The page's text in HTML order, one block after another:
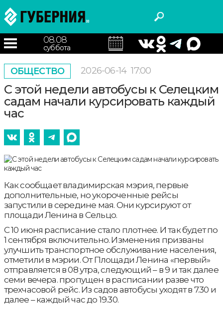
08.08
суббота
ОБЩЕСТВО 2026-06-14 17:00
С этой недели автобусы к Селецким
садам начали курсировать каждый
час
Как сообщает владимирская мэрия, первые
дополнительные, но укороченные рейсы
запустили в середине мая. Они курсируют от
площади Ленина в Сельцо.
С 10 июня расписание стало плотнее. И так будет по
1 сентября включительно. Изменения призваны
улучшить транспортное обслуживание населения,
отметили в мэрии. От Площади Ленина «первый»
отправляется в 08 утра, следующий – в 9 и так далее
семи вечера. пропущен в расписании разве что
трехчасовой рейс. Из садов автобусы уходят в 7.30 и
далее – каждый час до 19.30.